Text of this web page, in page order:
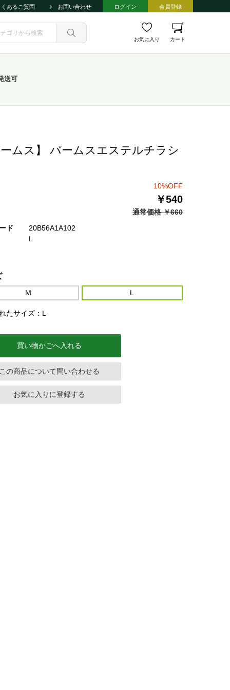
くあるご質問 お問い合わせ ログイン 会員登録
お気に入り カート
送可
ームス】 パームスエステルチラシ
10%OFF
￥540
通常価格 ￥660
ド
20B56A1A102
L
Ｍ L
たサイズ：L
買い物かごへ入れる
この商品について問い合わせる
お気に入りに登録する